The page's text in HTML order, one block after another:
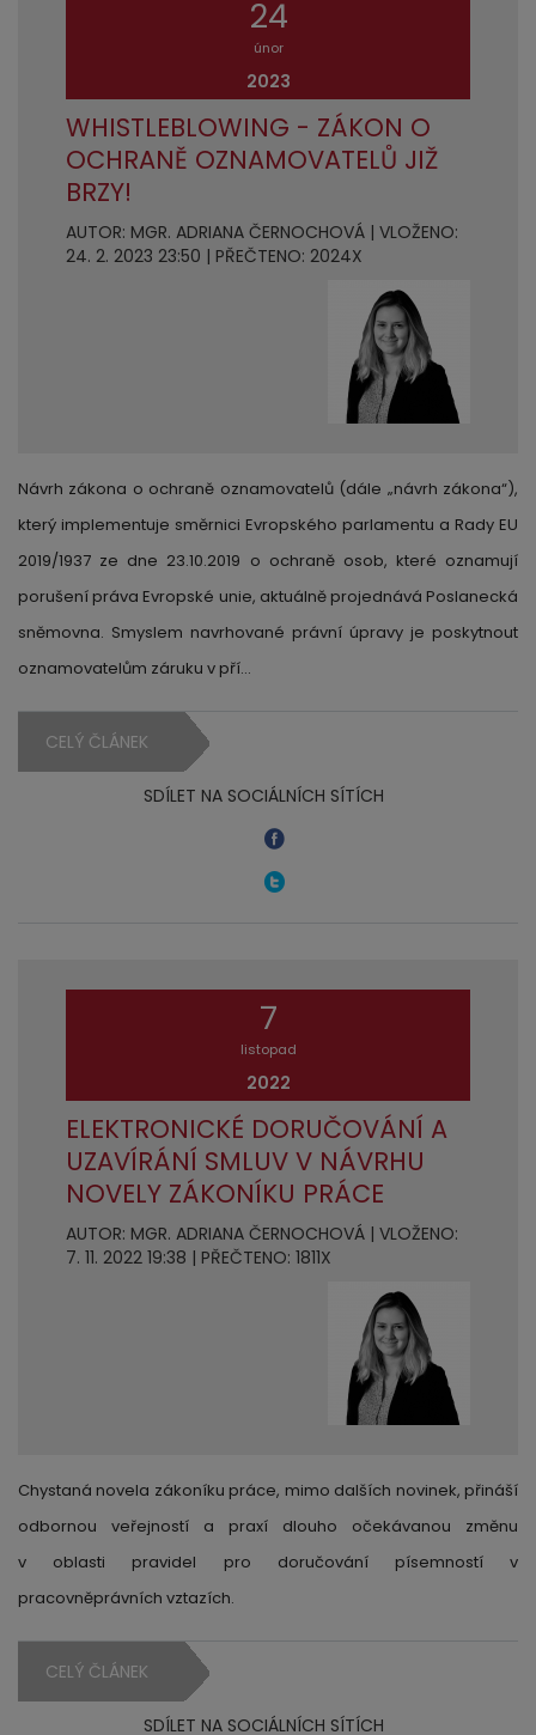
24
únor
2023
WHISTLEBLOWING - ZÁKON O
OCHRANĚ OZNAMOVATELŮ JIŽ
BRZY!
AUTOR: MGR. ADRIANA ČERNOCHOVÁ | VLOŽENO:
24. 2. 2023 23:50 | PŘEČTENO: 2024X
Návrh zákona o ochraně oznamovatelů (dále „návrh zákona“),
který implementuje směrnici Evropského parlamentu a Rady EU
2019/1937 ze dne 23.10.2019 o ochraně osob, které oznamují
porušení práva Evropské unie, aktuálně projednává Poslanecká
sněmovna. Smyslem navrhované právní úpravy je poskytnout
oznamovatelům záruku v pří…
CELÝ ČLÁNEK
SDÍLET NA SOCIÁLNÍCH SÍTÍCH
7
listopad
2022
ELEKTRONICKÉ DORUČOVÁNÍ A
UZAVÍRÁNÍ SMLUV V NÁVRHU
NOVELY ZÁKONÍKU PRÁCE
AUTOR: MGR. ADRIANA ČERNOCHOVÁ | VLOŽENO:
7. 11. 2022 19:38 | PŘEČTENO: 1811X
Chystaná novela zákoníku práce, mimo dalších novinek, přináší
odbornou veřejností a praxí dlouho očekávanou změnu
v oblasti pravidel pro doručování písemností v
pracovněprávních vztazích.
CELÝ ČLÁNEK
SDÍLET NA SOCIÁLNÍCH SÍTÍCH